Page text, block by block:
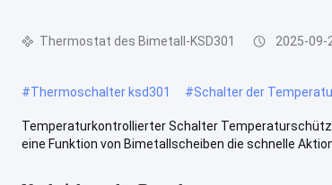
Thermostat des Bimetall-KSD301 2025-09-
#Thermoschalter ksd301 #Schalter der
Temperaturkontrollierter Schalter
eine Funktion von Bimetallscheiben die schnelle